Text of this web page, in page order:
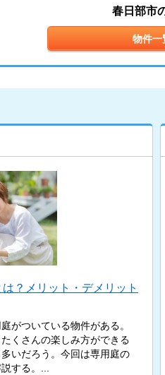
春日部市
物件一
？メリット・デメリット
がついている物件がある。
くさんの楽しみ方ができる
いだろう。今回は専用庭の
する。...